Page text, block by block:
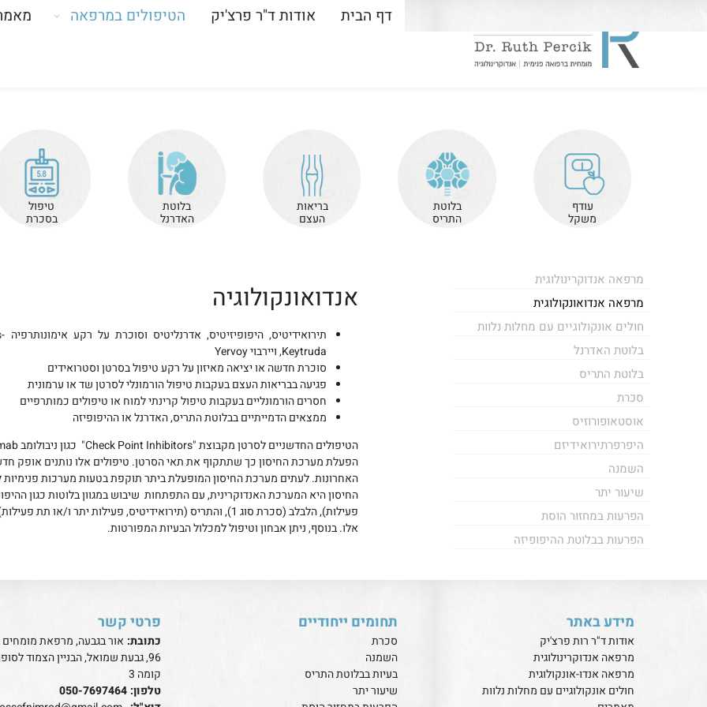
דף הבית אודות ד"ר פרצ'יק הטיפולים במרפאה
עודף
משקל
בלוטת
התריס
בריאות
העצם
בלוטת
האדרנל
טיפול
בסכרת
מרפאה אנדוקרינולוגית
מרפאה אנדואונקולוגית
חולים אונקולוגיים עם מחלות נלוות
בלוטת האדרנל
בלוטת התריס
סכרת
אוסטאופורוזיס
היפרפרתירואידיזם
השמנה
שיעור יתר
הפרעות במחזור הוסת
הפרעות בבלוטת ההיפופיזה
אנדואונקולוגיה
Keytruda, ויירבוי Yervoy
סוכרת חדשה או יציאה מאיזון על רקע טיפול בסרטן וסטרואידים
פגיעה בבריאות העצם בעקבות טיפול הורמונלי לסרטן שד או ערמונית
חסרים הורמונליים בעקבות טיפול קרינתי למוח או טיפולים כמותרפיים
ממצאים הדמייתיים בבלוטת התריס, האדרנל או ההיפופיזה
הפעלת מערכת החיסון כך שתתקוף את תאי הסרטן. טיפולים אלו נותנים אופק
האחרונות. לעתים מערכת החיסון המופעלת ביתר תוקפת בטעות מערכות
החיסון היא המערכת האנדוקרינית, עם התפתחות שיבוש במגוון בלוטות כגון
פעילות), הלבלב (סכרת סוג 1), והתריס (תירואידיטיס, פעילות
אלו. בנוסף, ניתן אבחון וטיפול למכלול הבעיות המפורטות.
מידע באתר
אודות ד"ר רות פרצ'יק
מרפאה אנדוקרינולוגית
מרפאה אנדו-אונקולוגית
חולים אונקולוגיים עם מחלות נלוות
תחומים ייחודיים
סכרת
השמנה
בעיות בבלוטת התריס
שיעור יתר
פרטי קשר
כתובת: אור בגבעה, מרפאת מומחים
96, גבעת שמואל, הבניין הצמוד
קומה 3
טלפון: 050-7697464